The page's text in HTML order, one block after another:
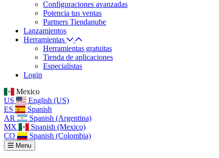
Configuraciones avanzadas
Potencia tus ventas
Partners Tiendanube
Lanzamientos
Herramientas
Herramientas gratuitas
Tienda de aplicaciones
Especialistas
Login
Mexico
US
English (US)
ES
Spanish
AR
Spanish (Argentina)
MX
Spanish (Mexico)
CO
Spanish (Colombia)
Menu